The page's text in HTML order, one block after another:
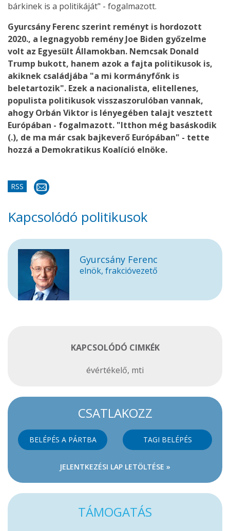
bárkinek is a politikáját" - fogalmazott.
Gyurcsány Ferenc szerint reményt is hordozott
2020., a legnagyobb remény Joe Biden győzelme
volt az Egyesült Államokban. Nemcsak Donald
Trump bukott, hanem azok a fajta politikusok is,
akiknek családjába "a mi kormányfőnk is
beletartozik". Ezek a nacionalista, elitellenes,
populista politikusok visszaszorulóban vannak,
ahogy Orbán Viktor is lényegében talajt vesztett
Európában - fogalmazott. "Itthon még basáskodik
(.), de ma már csak bajkeverő Európában" - tette
hozzá a Demokratikus Koalíció elnöke.
RSS
Kapcsolódó politikusok
Gyurcsány Ferenc
elnök, frakcióvezető
KAPCSOLÓDÓ CIMKÉK
évértékelő, mti
CSATLAKOZZ
BELÉPÉS A PÁRTBA TAGI BELÉPÉS
JELENTKEZÉSI LAP LETÖLTÉSE »
TÁMOGATÁS